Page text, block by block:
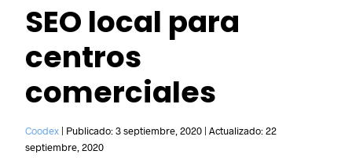
SEO local para
centros
comerciales
Coodex | Publicado:3 septiembre, 2020 |Actualizado:22
septiembre, 2020